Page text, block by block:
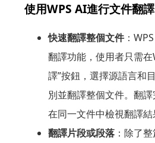
使用WPS AI進行文件翻譯
快速翻譯整個文件：
翻譯功能，使用者只需在
譯”按鈕，選擇源語言和
別並翻譯整個文件。翻
在同一文件中檢視翻譯結
翻譯片段或段落：除了